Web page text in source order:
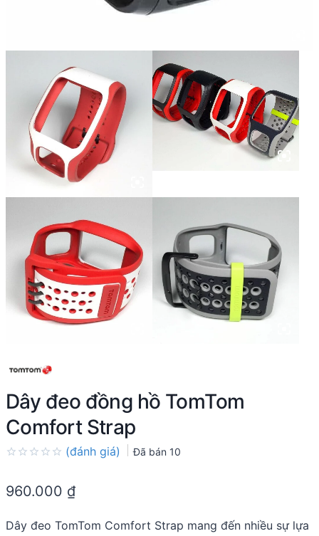
Dây đeo đồng hồ TomTom
Comfort Strap
out
(đánh giá) Đã bán 10
960.000 ₫
Dây đeo TomTom Comfort Strap mang đến nhiều sự lựa